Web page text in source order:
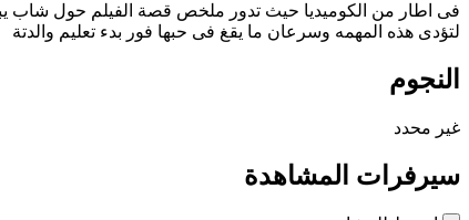
فى اطار من الكوميديا حيث تدور ملخص قصة الفيلم حول شاب
لتؤدى هذه المهمه وسرعان ما يقغ فى حبها فور بدء تعليم والدتة
النجوم
غير محدد
سيرفرات المشاهدة